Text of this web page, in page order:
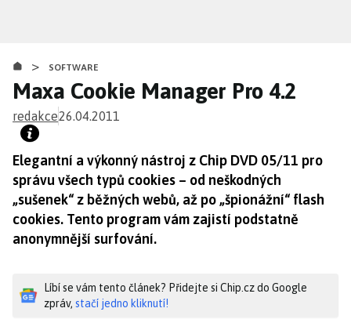
obsahu
> SOFTWARE
Maxa Cookie Manager Pro 4.2
redakce26.04.2011
Elegantní a výkonný nástroj z Chip DVD 05/11 pro
správu všech typů cookies – od neškodných
„sušenek“ z běžných webů, až po „špionážní“ flash
cookies. Tento program vám zajistí podstatně
anonymnější surfování.
Líbí se vám tento článek? Přidejte si Chip.cz do Google
zpráv, stačí jedno kliknutí!